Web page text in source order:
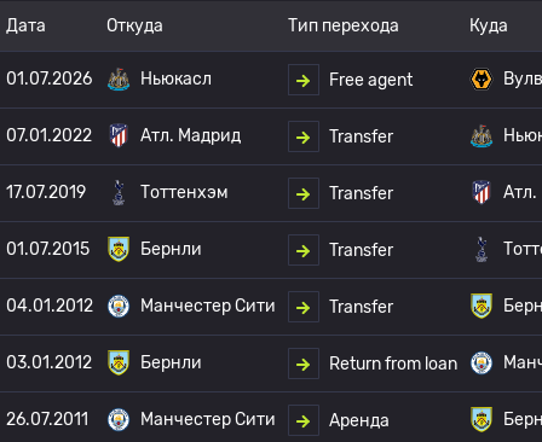
Дата Откуда Тип перехода Куда
01.07.2026 Ньюкасл Free agent
07.01.2022 Атл. Мадрид Transfer
17.07.2019 Тоттенхэм Transfer
01.07.2015 Бернли Transfer
04.01.2012 Манчестер Сити Transfer
03.01.2012 Бернли Return from loan
26.07.2011 Манчестер Сити Аренда